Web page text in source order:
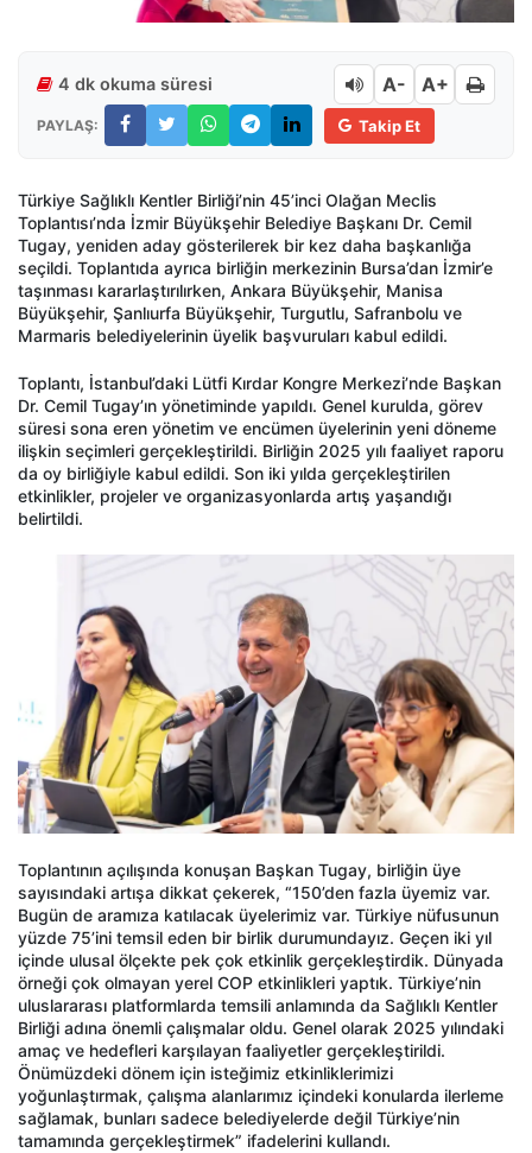
4 dk okuma süresi A- A+
PAYLAŞ: Takip Et
Türkiye Sağlıklı Kentler Birliği’nin 45’inci Olağan Meclis
Toplantısı’nda İzmir Büyükşehir Belediye Başkanı Dr. Cemil
Tugay, yeniden aday gösterilerek bir kez daha başkanlığa
seçildi. Toplantıda ayrıca birliğin merkezinin Bursa’dan İzmir’e
taşınması kararlaştırılırken, Ankara Büyükşehir, Manisa
Büyükşehir, Şanlıurfa Büyükşehir, Turgutlu, Safranbolu ve
Marmaris belediyelerinin üyelik başvuruları kabul edildi.
Toplantı, İstanbul’daki Lütfi Kırdar Kongre Merkezi’nde Başkan
Dr. Cemil Tugay’ın yönetiminde yapıldı. Genel kurulda, görev
süresi sona eren yönetim ve encümen üyelerinin yeni döneme
ilişkin seçimleri gerçekleştirildi. Birliğin 2025 yılı faaliyet raporu
da oy birliğiyle kabul edildi. Son iki yılda gerçekleştirilen
etkinlikler, projeler ve organizasyonlarda artış yaşandığı
belirtildi.
Toplantının açılışında konuşan Başkan Tugay, birliğin üye
sayısındaki artışa dikkat çekerek, “150’den fazla üyemiz var.
Bugün de aramıza katılacak üyelerimiz var. Türkiye nüfusunun
yüzde 75’ini temsil eden bir birlik durumundayız. Geçen iki yıl
içinde ulusal ölçekte pek çok etkinlik gerçekleştirdik. Dünyada
örneği çok olmayan yerel COP etkinlikleri yaptık. Türkiye’nin
uluslararası platformlarda temsili anlamında da Sağlıklı Kentler
Birliği adına önemli çalışmalar oldu. Genel olarak 2025 yılındaki
amaç ve hedefleri karşılayan faaliyetler gerçekleştirildi.
Önümüzdeki dönem için isteğimiz etkinliklerimizi
yoğunlaştırmak, çalışma alanlarımız içindeki konularda ilerleme
sağlamak, bunları sadece belediyelerde değil Türkiye’nin
tamamında gerçekleştirmek” ifadelerini kullandı.